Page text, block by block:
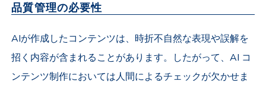
品質管理の必要性
AIが作成したコンテンツは、時折不自然な表現や誤解を
招く内容が含まれることがあります。したがって、AI コ
ンテンツ制作においては人間によるチェックが欠かせま